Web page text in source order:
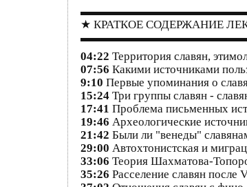
★ КРАТКОЕ СОДЕРЖАНИЕ
04:22 Территория славян,
07:56 Какими источниками
9:10 Первые упоминания о
15:24 Три группы славян -
17:41 Проблема письменных
19:46 Археологические
21:42 Были ли "венеды"
29:00 Автохтонистская и
33:06 Теория Шахматова-
35:26 Расселение славян после